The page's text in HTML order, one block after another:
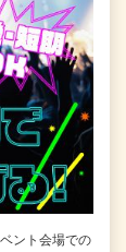
ント会場での